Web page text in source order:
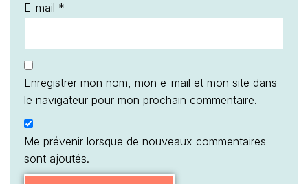
E-mail *
Enregistrer mon nom, mon e-mail et mon site dans
le navigateur pour mon prochain commentaire.
Me prévenir lorsque de nouveaux commentaires
sont ajoutés.